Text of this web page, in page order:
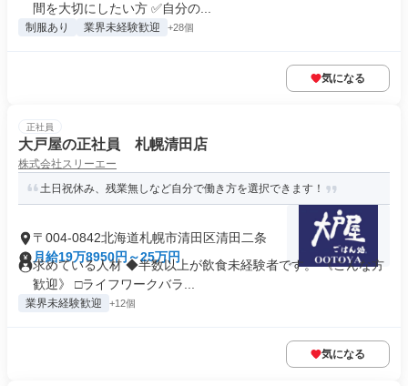
間を大切にしたい方 ✅自分の...
制服あり 業界未経験歓迎 +28個
気になる
正社員
大戸屋の正社員 札幌清田店
株式会社スリーエー
土日祝休み、残業無しなど自分で働き方を選択できます！
〒004-0842北海道札幌市清田区清田二条
月給19万8950円～25万円
求めている人材 ◆半数以上が飲食未経験者です。 《こんな方
歓迎》 □ライフワークバラ...
業界未経験歓迎 +12個
気になる